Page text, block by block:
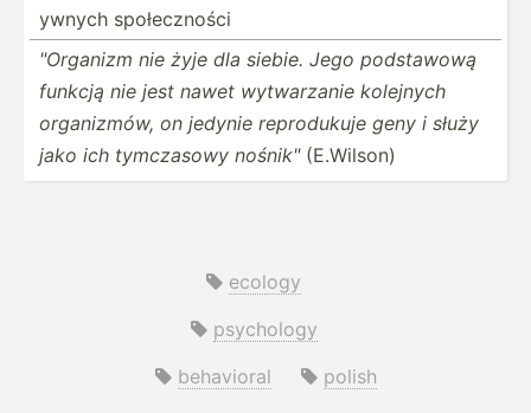
ywnych społec­zności
"­Org­anizm nie żyje dla siebie. Jego podstawową
funkcją nie jest nawet wytwar­zanie kolejnych
organi­zmów, on jedynie reprod­ukuje geny i służy
jako ich tymczasowy nośnik­"(E.Wilson)
ecology
psychology
behavioral
polish